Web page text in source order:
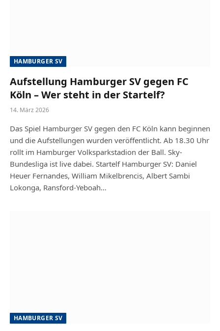
HAMBURGER SV
Aufstellung Hamburger SV gegen FC
Köln – Wer steht in der Startelf?
14. März 2026
Das Spiel Hamburger SV gegen den FC Köln kann beginnen
und die Aufstellungen wurden veröffentlicht. Ab 18.30 Uhr
rollt im Hamburger Volksparkstadion der Ball. Sky-
Bundesliga ist live dabei. Startelf Hamburger SV: Daniel
Heuer Fernandes, William Mikelbrencis, Albert Sambi
Lokonga, Ransford-Yeboah…
HAMBURGER SV